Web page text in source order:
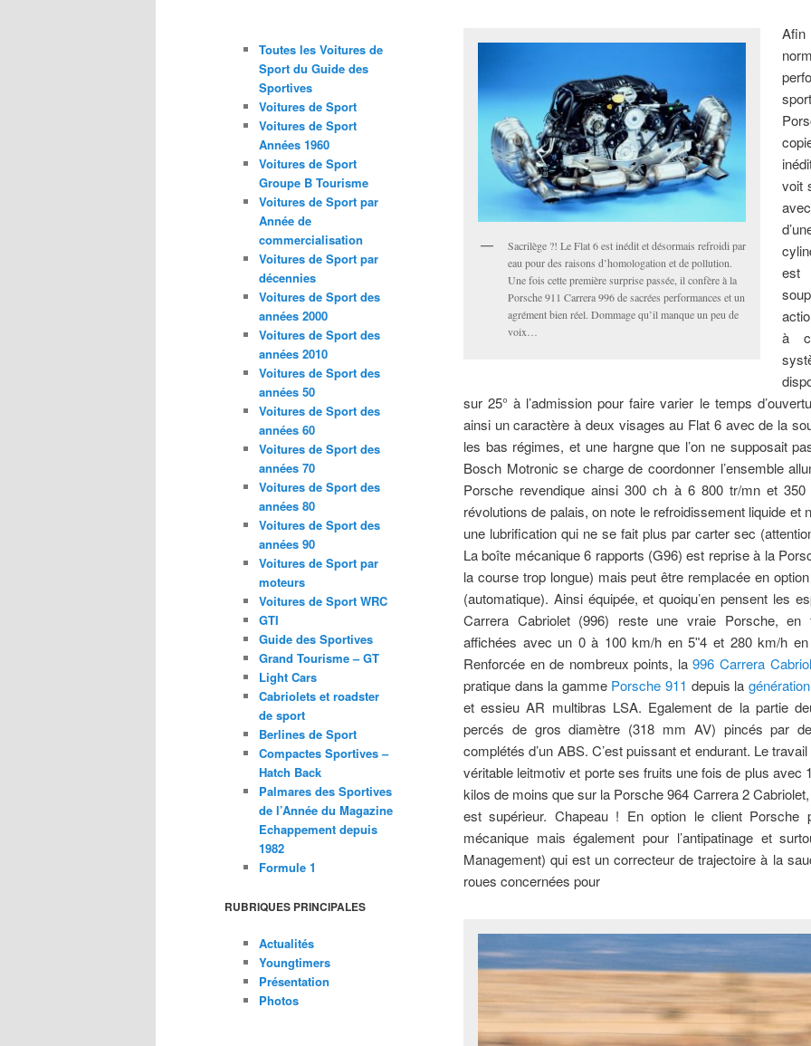
Sacrilège ?! Le Flat 6 est inédit et désormais refroidi par
eau pour des raisons d’homologation et de pollution.
Une fois cette première surprise passée, il confère à la
Porsche 911 Carrera 996 de sacrées performances et un
agrément bien réel. Dommage qu’il manque un peu de
voix…
voit
à
sur 25° à l’admission pour faire varier le temps
ainsi un caractère à deux visages au Flat 6 avec de la
les bas régimes, et une hargne que l’on ne supposait
Bosch Motronic se charge de coordonner l’ensemble
Porsche revendique ainsi 300 ch à 6 800 tr/mn et
révolutions de palais, on note le refroidissement liquide et
une lubrification qui ne se fait plus par carter sec
La boîte mécanique 6 rapports (G96) est reprise à la
la course trop longue) mais peut être remplacée en
(automatique). Ainsi équipée, et quoiqu’en pensent les
Carrera Cabriolet (996) reste une vraie Porsche, en
affichées avec un 0 à 100 km/h en 5ʺ4 et 280 km/h
Renforcée en de nombreux points, la996 Carrera
pratique dans la gamme Porsche 911 depuis la
et essieu AR multibras LSA. Egalement de la partie
percés de gros diamètre (318 mm AV) pincés par
complétés d’un ABS. C’est puissant et endurant. Le
véritable leitmotiv et porte ses fruits une fois de plus avec
kilos de moins que sur la Porsche 964 Carrera 2
est supérieur. Chapeau ! En option le client Porsche
mécanique mais également pour l’antipatinage et
Management) qui est un correcteur de trajectoire à la
roues concernées pour
Toutes les Voitures de
Sport du Guide des
Sportives
Voitures de Sport
Voitures de Sport
Années 1960
Voitures de Sport
Groupe B Tourisme
Voitures de Sport par
Année de
commercialisation
Voitures de Sport par
décennies
Voitures de Sport des
années 2000
Voitures de Sport des
années 2010
Voitures de Sport des
années 50
Voitures de Sport des
années 60
Voitures de Sport des
années 70
Voitures de Sport des
années 80
Voitures de Sport des
années 90
Voitures de Sport par
moteurs
Voitures de Sport WRC
GTI
Guide des Sportives
Grand Tourisme – GT
Light Cars
Cabriolets et roadster
de sport
Berlines de Sport
Compactes Sportives –
Hatch Back
Palmares des Sportives
de l’Année du Magazine
Echappement depuis
1982
Formule 1
RUBRIQUES PRINCIPALES
Actualités
Youngtimers
Présentation
Photos